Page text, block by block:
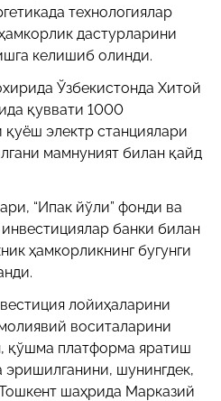
технологиялар
дастурларини
келишиб олинди.
Ўзбекистонда Хитой
қуввати 1000
қуёш электр станциялари
мамнуният билан қайд
“Ипак йўли” фонди ва
банки билан
ҳамкорликнинг бугунги
лойиҳаларини
воситаларини
қўшма платформа яратиш
шунингдек,
шаҳрида Марказий